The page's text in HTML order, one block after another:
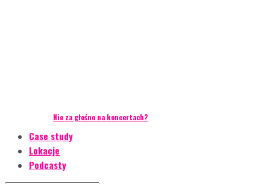
Nie za głośno na koncertach?
Case study
Lokacje
Podcasty